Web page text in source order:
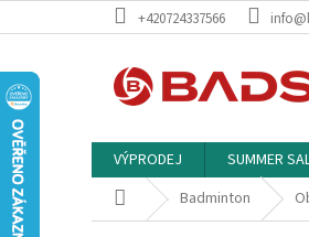
na
+420724337566
VÝPRODEJ SUMMER
Domů Badminton